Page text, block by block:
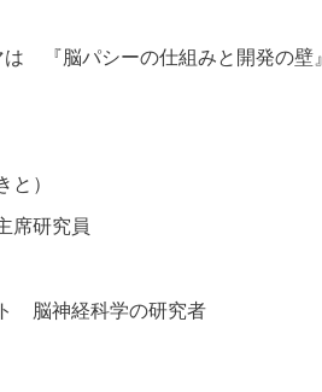
『脳パシーの仕組みと開発の壁』
）
席研究員
脳神経科学の研究者